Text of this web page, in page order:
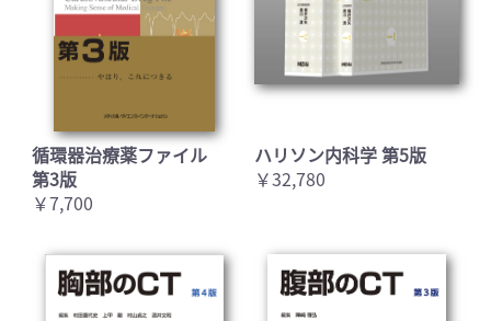
循環器治療薬ファイル
第3版
￥7,700
ハリソン内科学 第5版
￥32,780